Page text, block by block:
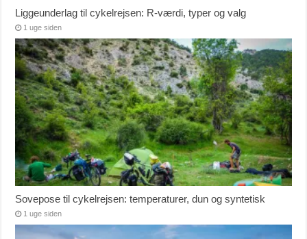
Liggeunderlag til cykelrejsen: R-værdi, typer og valg
1 uge siden
Sovepose til cykelrejsen: temperaturer, dun og syntetisk
1 uge siden